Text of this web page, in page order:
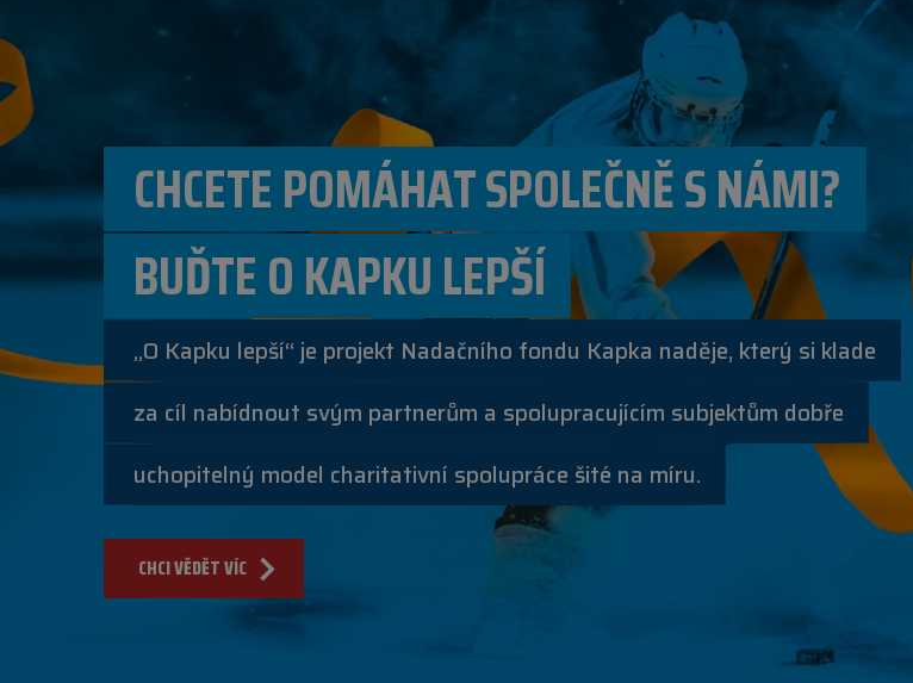
CHCETE POMÁHAT SPOLEČNĚ S NÁMI?
BUĎTE O KAPKU LEPŠÍ
„O Kapku lepší“ je projekt Nadačního fondu Kapka naděje, který si klade
za cíl nabídnout svým partnerům a spolupracujícím subjektům dobře
uchopitelný model charitativní spolupráce šité na míru.
CHCI VĚDĚT VÍC